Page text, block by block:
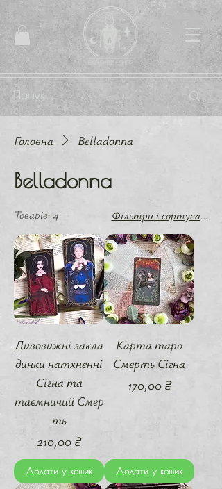
Головна Belladonna
Belladonna
Товарів: 4 Фільтри і сортування
Дивовижні закла
динки натхненні
Сігна та
таємничий Смер
ть
Ціна
210,00 ₴
Додати у кошик
Карта таро
Смерть Сігна
Ціна
170,00 ₴
Додати у кошик